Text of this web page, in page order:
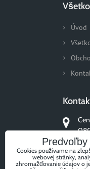
Úvod
Cookies používame na
webovej stránky,
zhromažďovanie údajov o